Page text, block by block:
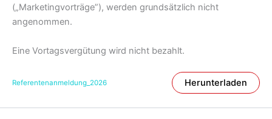
(„Marketingvorträge”), werden grundsätzlich nicht
angenommen.
Eine Vortagsvergütung wird nicht bezahlt.
Referentenanmeldung_2026 Herunterladen